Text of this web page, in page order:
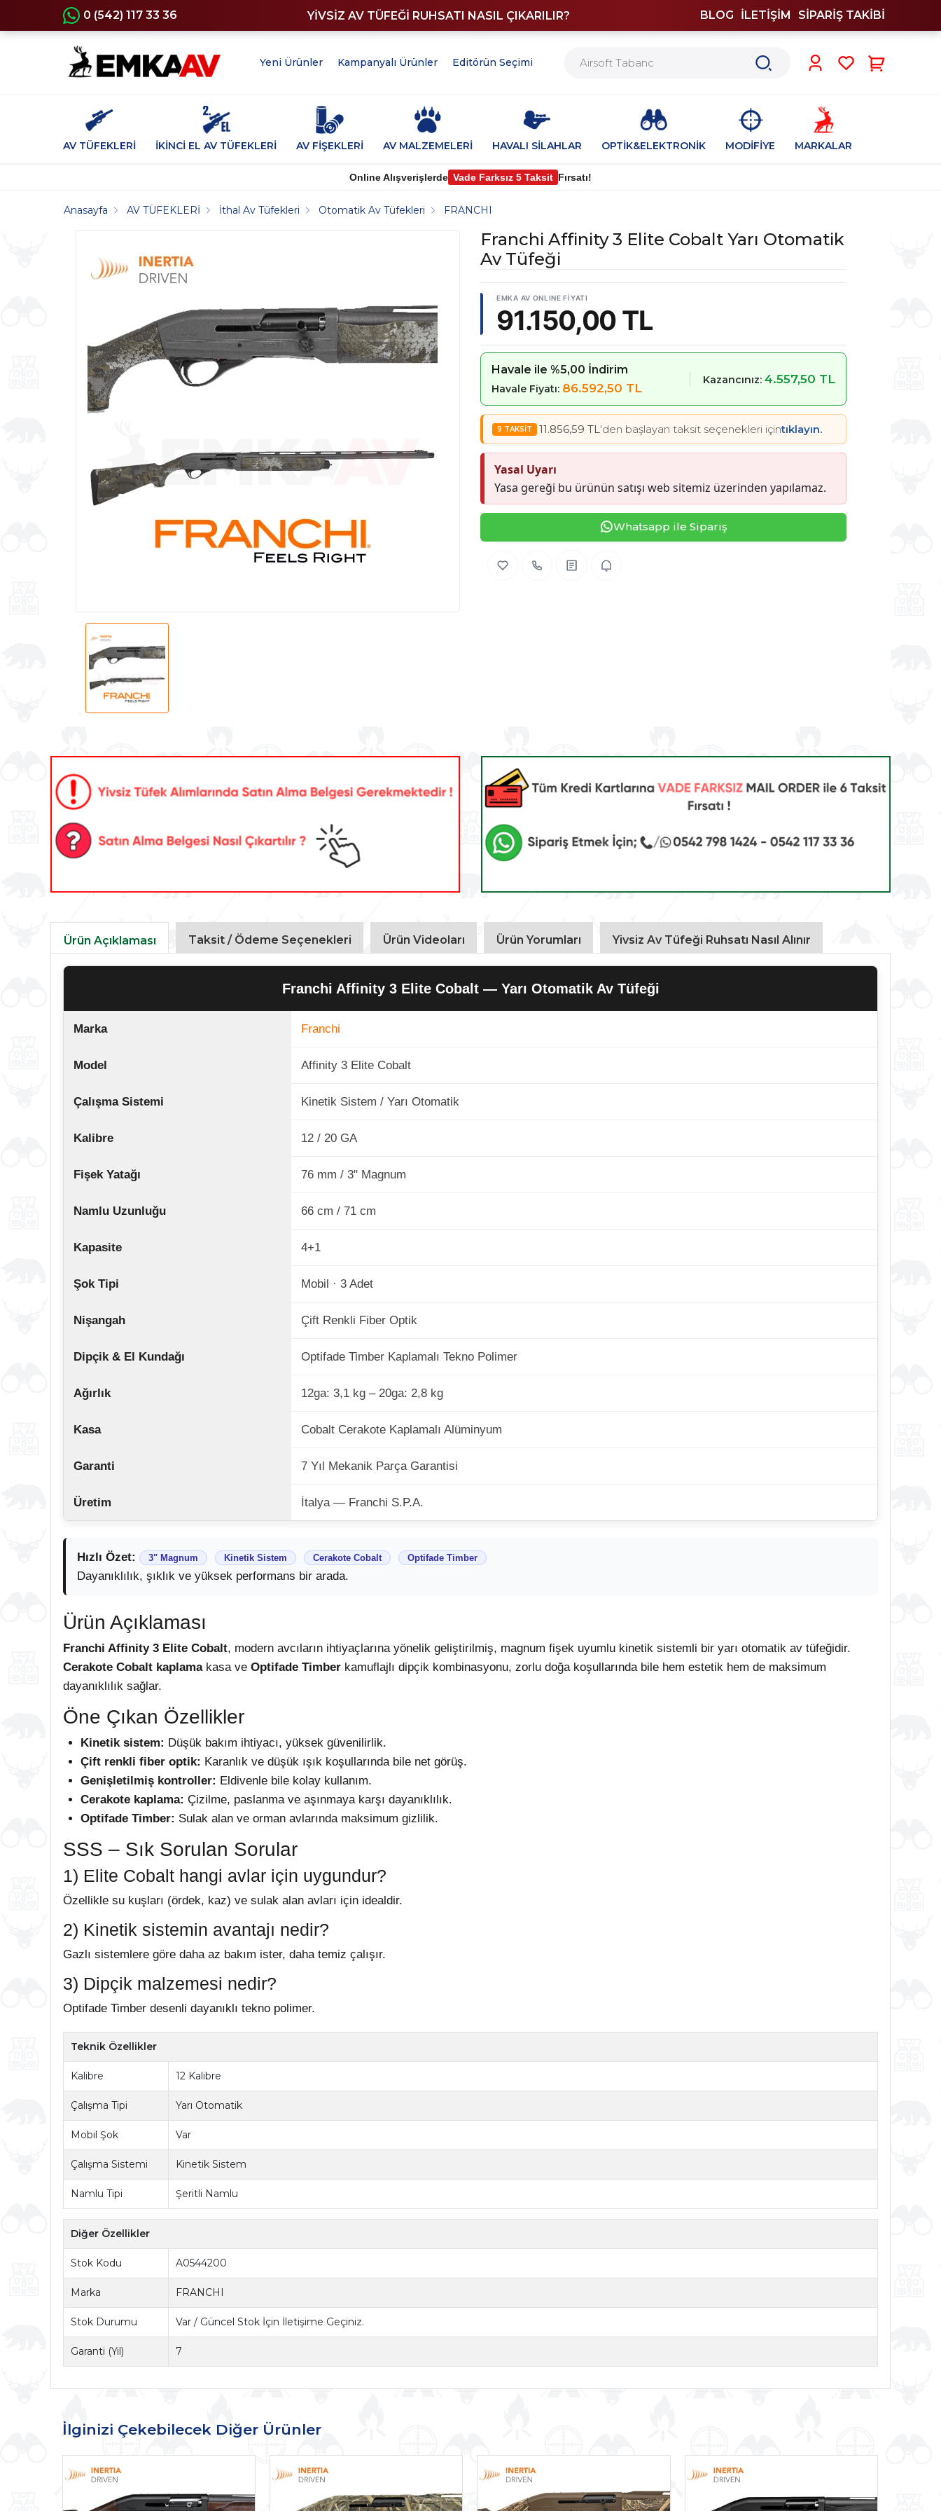
0 (542) 117 33 36 YİVSİZ AV TÜFEĞİ RUHSATI NASIL ÇIKARILIR? BLOG İLETİŞİM SİPARİŞ TAKİBİ
Yeni Ürünler Kampanyalı Ürünler Editörün Seçimi
AV TÜFEKLERİ İKİNCİ EL AV TÜFEKLERİ AV FİŞEKLERİ AV MALZEMELERİ HAVALI SİLAHLAR OPTİK&ELEKTRONİK MODİFİYE MARKALAR
Online Alışverişlerde Vade Farksız 5 Taksit Fırsatı!
Anasayfa AV TÜFEKLERİ İthal Av Tüfekleri Otomatik Av Tüfekleri FRANCHI
Franchi Affinity 3 Elite Cobalt Yarı Otomatik
Av Tüfeği
91.150,00 TL
Havale ile %5,00 İndirim
Havale Fiyatı: 86.592,50 TL
Kazancınız: 4.557,50 TL
11.856,59 TL'den başlayan taksit seçenekleri içintıklayın.
Yasal Uyarı
Yasa gereği bu ürünün satışı web sitemiz üzerinden yapılamaz.
Whatsapp ile Sipariş
Ürün Açıklaması Taksit / Ödeme Seçenekleri Ürün Videoları Ürün Yorumları Yivsiz Av Tüfeği Ruhsatı Nasıl Alınır
Franchi Affinity 3 Elite Cobalt — Yarı Otomatik Av Tüfeği
Marka Franchi
Model Affinity 3 Elite Cobalt
Çalışma Sistemi Kinetik Sistem / Yarı Otomatik
Kalibre 12 / 20 GA
Fişek Yatağı 76 mm / 3" Magnum
Namlu Uzunluğu 66 cm / 71 cm
Kapasite 4+1
Şok Tipi Mobil · 3 Adet
Nişangah Çift Renkli Fiber Optik
Dipçik & El Kundağı Optifade Timber Kaplamalı Tekno Polimer
Ağırlık 12ga: 3,1 kg – 20ga: 2,8 kg
Kasa Cobalt Cerakote Kaplamalı Alüminyum
Garanti 7 Yıl Mekanik Parça Garantisi
Üretim İtalya — Franchi S.P.A.
Hızlı Özet: 3" Magnum Kinetik Sistem Cerakote Cobalt Optifade Timber
Dayanıklılık, şıklık ve yüksek performans bir arada.
Ürün Açıklaması
Franchi Affinity 3 Elite Cobalt, modern avcıların ihtiyaçlarına yönelik geliştirilmiş, magnum fişek uyumlu kinetik sistemli bir yarı otomatik av tüfeğidir.
Cerakote Cobalt kaplamakasa ve Optifade Timberkamuflajlı dipçik kombinasyonu, zorlu doğa koşullarında bile hem estetik hem de maksimum
dayanıklılık sağlar.
Öne Çıkan Özellikler
Kinetik sistem: Düşük bakım ihtiyacı, yüksek güvenilirlik.
Çift renkli fiber optik: Karanlık ve düşük ışık koşullarında bile net görüş.
Genişletilmiş kontroller: Eldivenle bile kolay kullanım.
Cerakote kaplama: Çizilme, paslanma ve aşınmaya karşı dayanıklılık.
Optifade Timber: Sulak alan ve orman avlarında maksimum gizlilik.
SSS – Sık Sorulan Sorular
1) Elite Cobalt hangi avlar için uygundur?
Özellikle su kuşları (ördek, kaz) ve sulak alan avları için idealdir.
2) Kinetik sistemin avantajı nedir?
Gazlı sistemlere göre daha az bakım ister, daha temiz çalışır.
3) Dipçik malzemesi nedir?
Optifade Timber desenli dayanıklı tekno polimer.
Teknik Özellikler
Kalibre 12 Kalibre
Çalışma Tipi Yarı Otomatik
Mobil Şok Var
Çalışma Sistemi Kinetik Sistem
Namlu Tipi Şeritli Namlu
Diğer Özellikler
Stok Kodu A0544200
Marka FRANCHI
Stok Durumu Var / Güncel Stok İçin İletişime Geçiniz.
Garanti (Yıl) 7
İlginizi Çekebilecek Diğer Ürünler